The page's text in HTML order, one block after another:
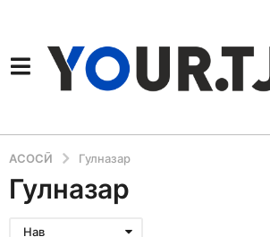
АСОСӢ Гулназар
Гулназар
Нав